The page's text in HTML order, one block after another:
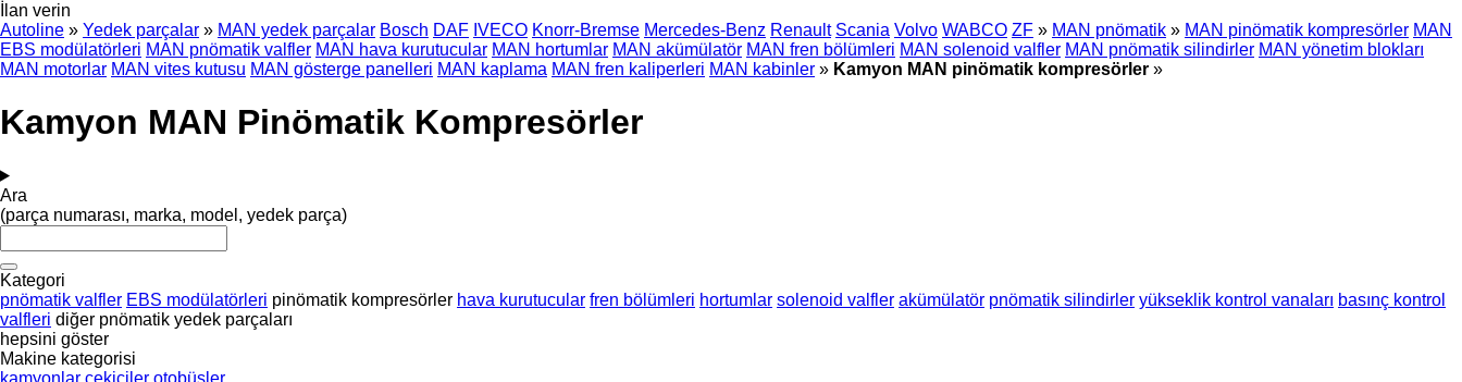
İlan verin
Autoline » Yedek parçalar » MAN yedek parçalar Bosch DAF IVECO Knorr-Bremse Mercedes-Benz Renault Scania Volvo WABCO ZF » MAN pnömatik » MAN pinömatik kompresörler MAN
EBS modülatörleri MAN pnömatik valfler MAN hava kurutucular MAN hortumlar MAN akümülatör MAN fren bölümleri MAN solenoid valfler MAN pnömatik silindirler MAN yönetim blokları
MAN motorlar MAN vites kutusu MAN gösterge panelleri MAN kaplama MAN fren kaliperleri MAN kabinler » Kamyon MAN pinömatik kompresörler »
Kamyon MAN Pinömatik Kompresörler
Ara
(parça numarası, marka, model, yedek parça)
Kategori
pnömatik valfler EBS modülatörleri pinömatik kompresörler hava kurutucular fren bölümleri hortumlar solenoid valfler akümülatör pnömatik silindirler yükseklik kontrol vanaları basınç kontrol
valfleri diğer pnömatik yedek parçaları
hepsini göster
Makine kategorisi
kamyonlar çekiciler otobüsler